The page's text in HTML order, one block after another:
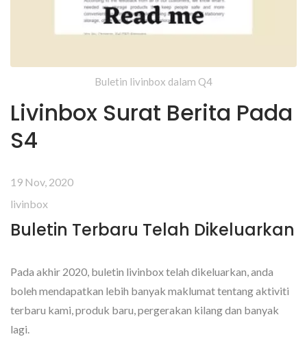
Buletin livinbox dalam Q4
Livinbox Surat Berita Pada
S4
19 Nov, 2020
livinbox
Buletin Terbaru Telah Dikeluarkan
Pada akhir 2020, buletin livinbox telah dikeluarkan, anda
boleh mendapatkan lebih banyak maklumat tentang aktiviti
terbaru kami, produk baru, pergerakan kilang dan banyak
lagi.